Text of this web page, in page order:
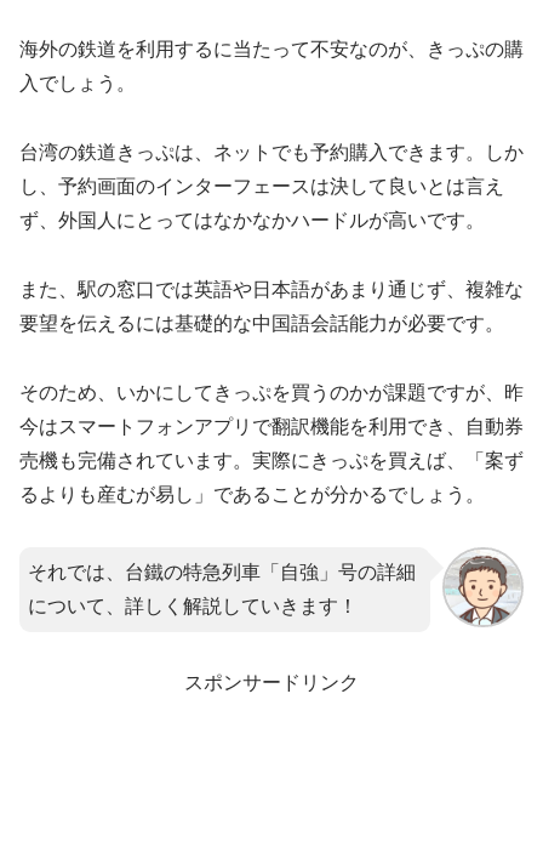
海外の鉄道を利用するに当たって不安なのが、きっぷの購
入でしょう。
台湾の鉄道きっぷは、ネットでも予約購入できます。しか
し、予約画面のインターフェースは決して良いとは言え
ず、外国人にとってはなかなかハードルが高いです。
また、駅の窓口では英語や日本語があまり通じず、複雑な
要望を伝えるには基礎的な中国語会話能力が必要です。
そのため、いかにしてきっぷを買うのかが課題ですが、昨
今はスマートフォンアプリで翻訳機能を利用でき、自動券
売機も完備されています。実際にきっぷを買えば、「案ず
るよりも産むが易し」であることが分かるでしょう。
それでは、台鐵の特急列車「自強」号の詳細
について、詳しく解説していきます！
スポンサードリンク